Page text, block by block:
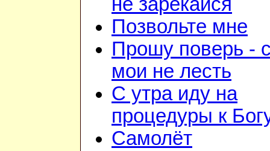
не зарекайся
Позвольте мне
Прошу поверь -
мои не лесть
С утра иду на
процедуры к
Самолёт